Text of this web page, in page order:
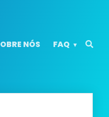
NÓS FAQ